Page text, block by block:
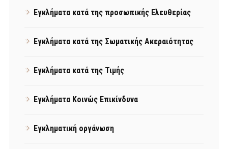
Εγκλήματα κατά της προσωπικής Ελευθερίας
Εγκλήματα κατά της Σωματικής Ακεραιότητας
Εγκλήματα κατά της Τιμής
Εγκλήματα Κοινώς Επικίνδυνα
Εγκληματική οργάνωση